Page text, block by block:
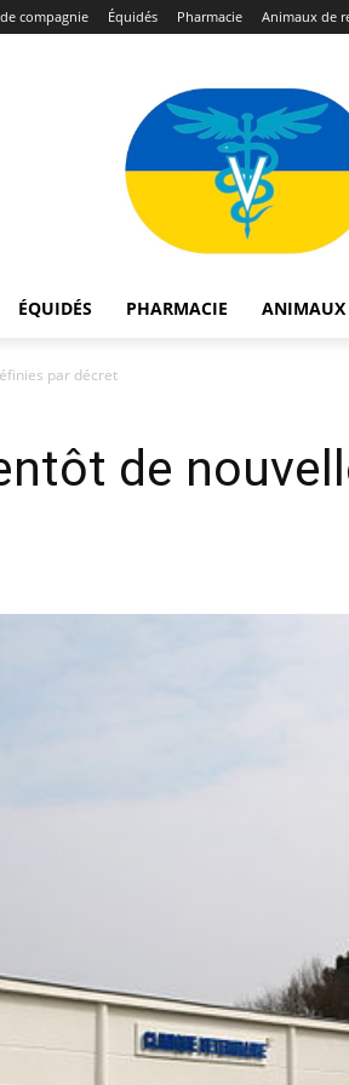
compagnie Équidés Pharmacie Animaux de
ÉQUIDÉS PHARMACIE ANIMAUX
par décret
de